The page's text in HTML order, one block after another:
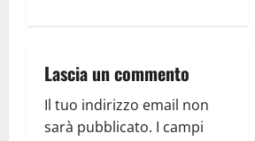
Lascia un commento
Il tuo indirizzo email non
sarà pubblicato. I campi